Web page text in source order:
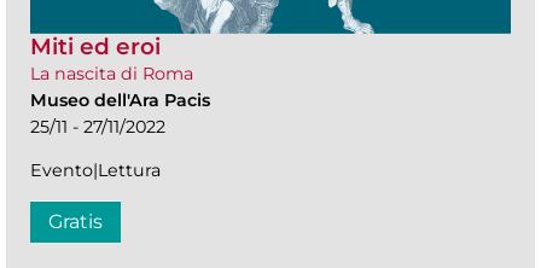
Miti ed eroi
La nascita di Roma
Museo dell'Ara Pacis
25/11 - 27/11/2022
Evento|Lettura
Gratis